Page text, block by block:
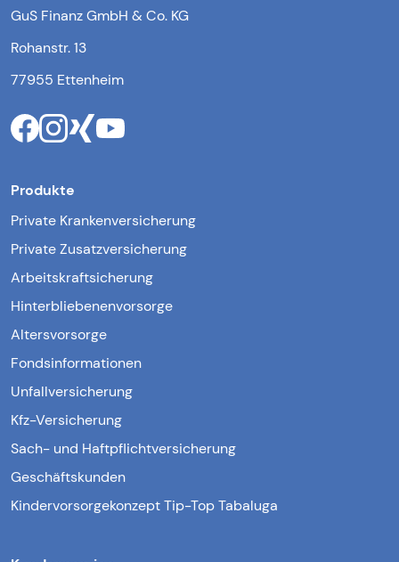
GuS Finanz GmbH & Co. KG
Rohanstr. 13
77955 Ettenheim
Produkte
Private Krankenversicherung
Private Zusatzversicherung
Arbeitskraftsicherung
Hinterbliebenenvorsorge
Altersvorsorge
Fondsinformationen
Unfallversicherung
Kfz-Versicherung
Sach- und Haftpflichtversicherung
Geschäftskunden
Kindervorsorgekonzept Tip-Top Tabaluga